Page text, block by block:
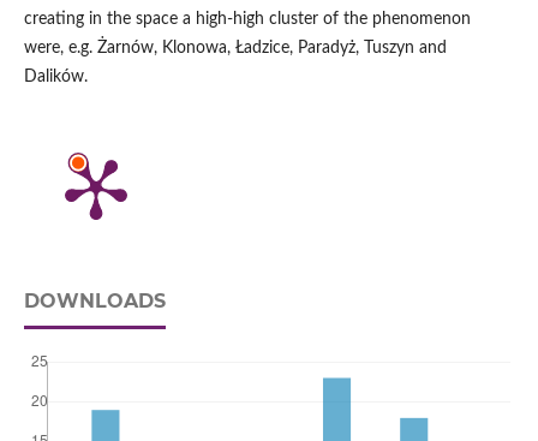
creating in the space a high‑high cluster of the phenomenon
were, e.g. Żarnów, Klonowa, Ładzice, Paradyż, Tuszyn and
Dalików.
DOWNLOADS